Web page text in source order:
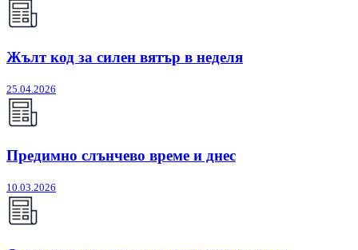
Жълт код за силен вятър в неделя
25.04.2026
Предимно слънчево време и днес
10.03.2026